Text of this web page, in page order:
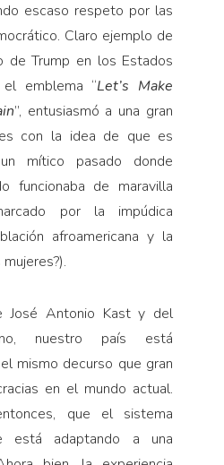
escaso respeto por las
Claro ejemplo de
Trump en los Estados
emblema “Let’s Make
”, entusiasmó a una gran
con la idea de que es
mítico pasado donde
funcionaba de maravilla
por la impúdica
afroamericana y la
José Antonio Kast y del
nuestro país está
mismo decurso que gran
en el mundo actual.
que el sistema
está adaptando a una